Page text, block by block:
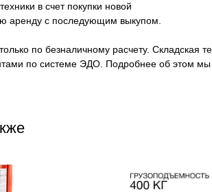
в счет покупки новой
аренду с последующим выкупом.
по безналичному расчету. Складская
по системе ЭДО. Подробнее об этом мы